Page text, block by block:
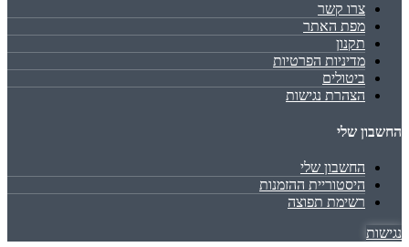
צרו קשר
מפת האתר
תקנון
מדיניות הפרטיות
ביטולים
הצהרת נגישות
החשבון שלי
החשבון שלי
היסטוריית ההזמנות
רשימת תפוצה
נגישות